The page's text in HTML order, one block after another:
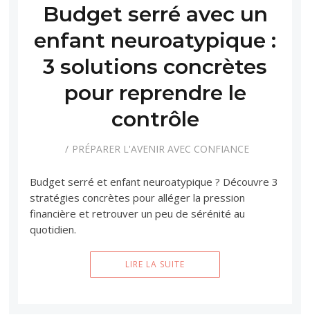
Budget serré avec un
enfant neuroatypique :
3 solutions concrètes
pour reprendre le
contrôle
PRÉPARER L'AVENIR AVEC CONFIANCE
Budget serré et enfant neuroatypique ? Découvre 3
stratégies concrètes pour alléger la pression
financière et retrouver un peu de sérénité au
quotidien.
LIRE LA SUITE